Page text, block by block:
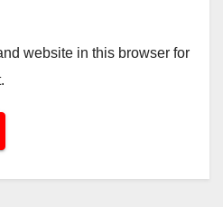
website in this browser for